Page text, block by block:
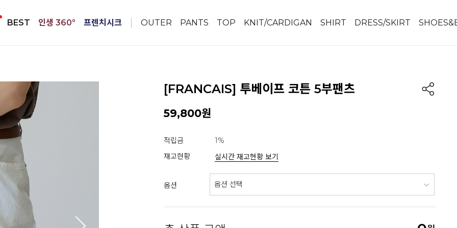
BEST 인생 360º 프렌치시크 OUTER PANTS TOP KNIT/CARDIGAN SHIRT DRESS/SKIRT
[FRANCAIS] 투베이프 코튼 5부팬츠
59,800원
적립금
1%
재고현황
실시간 재고현황 보기
옵션